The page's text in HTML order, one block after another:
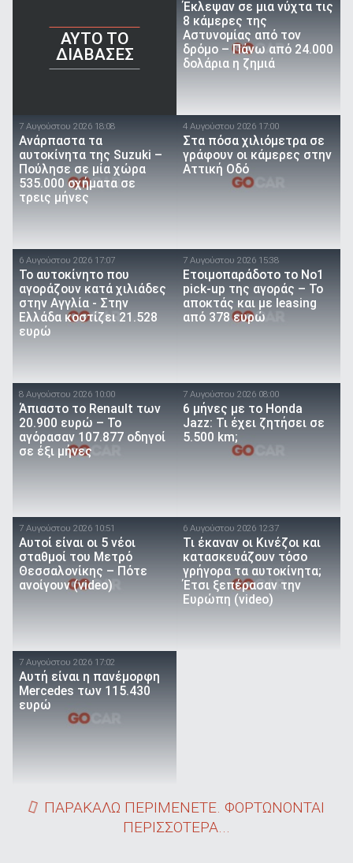
AYTO TO
ΔΙΑΒΑΣΕΣ
Έκλεψαν σε μια νύχτα τις
8 κάμερες της
Αστυνομίας από τον
δρόμο – Πάνω από 24.000
δολάρια η ζημιά
7 Αυγούστου 2026 18:08
Ανάρπαστα τα
αυτοκίνητα της Suzuki –
Πούλησε σε μία χώρα
535.000 οχήματα σε
τρεις μήνες
4 Αυγούστου 2026 17:00
Στα πόσα χιλιόμετρα σε
γράφουν οι κάμερες στην
Αττική Οδό
6 Αυγούστου 2026 17:07
To αυτοκίνητο που
αγοράζουν κατά χιλιάδες
στην Αγγλία - Στην
Ελλάδα κοστίζει 21.528
ευρώ
7 Αυγούστου 2026 15:38
Ετοιμοπαράδοτο το Νο1
pick-up της αγοράς – Το
αποκτάς και με leasing
από 378 ευρώ
8 Αυγούστου 2026 10:00
Άπιαστο το Renault των
20.900 ευρώ – Το
αγόρασαν 107.877 οδηγοί
σε έξι μήνες
7 Αυγούστου 2026 08:00
6 μήνες με το Honda
Jazz: Τι έχει ζητήσει σε
5.500 km;
7 Αυγούστου 2026 10:51
Αυτοί είναι οι 5 νέοι
σταθμοί του Μετρό
Θεσσαλονίκης – Πότε
ανοίγουν (video)
6 Αυγούστου 2026 12:37
Τι έκαναν οι Κινέζοι και
κατασκευάζουν τόσο
γρήγορα τα αυτοκίνητα;
Έτσι ξεπέρασαν την
Ευρώπη (video)
7 Αυγούστου 2026 17:02
Αυτή είναι η πανέμορφη
Mercedes των 115.430
ευρώ
ΠΑΡΑΚΑΛΩ ΠΕΡΙΜΕΝΕΤΕ. ΦΟΡΤΩΝΟΝΤΑΙ
ΠΕΡΙΣΣΟΤΕΡΑ...